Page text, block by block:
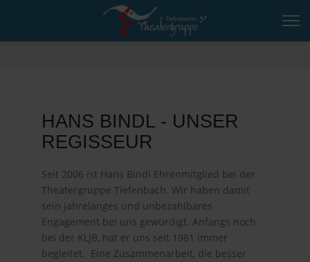
HANS BINDL - UNSER
REGISSEUR
Seit 2006 ist Hans Bindl Ehrenmitglied bei der
Theatergruppe Tiefenbach. Wir haben damit
sein jahrelanges und unbezahlbares
Engagement bei uns gewürdigt. Anfangs noch
bei der KLJB, hat er uns seit 1981 immer
begleitet. Eine Zusammenarbeit, die besser